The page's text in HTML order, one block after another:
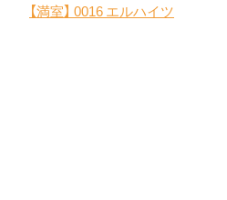
【満室】 0016 エルハイツ